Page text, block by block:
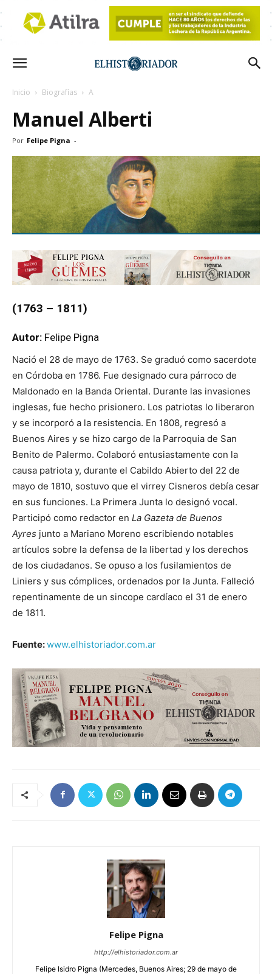
Inicio Biografías A
Manuel Alberti
Por Felipe Pigna -
(1763 – 1811)
Autor: Felipe Pigna
Nació el 28 de mayo de 1763. Se graduó como sacerdote
en Córdoba en 1786. Fue designado cura párroco de
Maldonado en la Banda Oriental. Durante las invasiones
inglesas, fue hecho prisionero. Los patriotas lo liberaron
y se incorporó a la resistencia. En 1808, regresó a
Buenos Aires y se hizo cargo de la Parroquia de San
Benito de Palermo. Colaboró entusiastamente con la
causa patriota y, durante el Cabildo Abierto del 22 de
mayo de 1810, sostuvo que el virrey Cisneros debía cesar
en sus funciones. La Primera Junta lo designó vocal.
Participó como redactor en La Gazeta de Buenos
Ayres junto a Mariano Moreno escribiendo notables
artículos sobre la defensa de la libertad y los derechos
de los ciudadanos. Se opuso a los fusilamientos de
Liniers y sus cómplices, ordenados por la Junta. Falleció
repentinamente de un sincope cardíaco el 31 de enero
de 1811.
Fuente:www.elhistoriador.com.ar
Felipe Pigna
http://elhistoriador.com.ar
Felipe Isidro Pigna (Mercedes, Buenos Aires; 29 de mayo de